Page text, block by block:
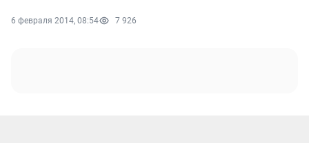
6 февраля 2014, 08:54 7 926